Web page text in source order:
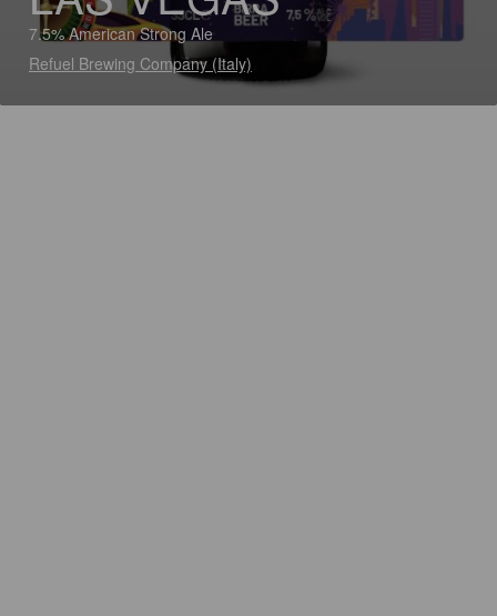
7.5% American Strong Ale
Refuel Brewing Company (Italy)